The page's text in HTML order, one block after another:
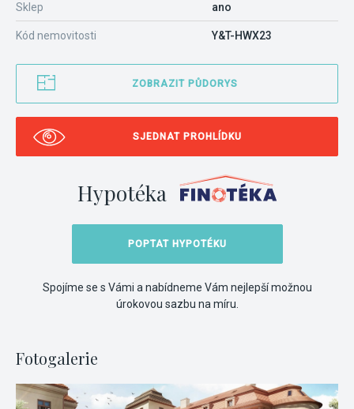
Sklep ano
Kód nemovitosti Y&T-HWX23
ZOBRAZIT PŮDORYS
SJEDNAT PROHLÍDKU
Hypotéka
POPTAT HYPOTÉKU
Spojíme se s Vámi a nabídneme Vám nejlepší možnou
úrokovou sazbu na míru.
Fotogalerie